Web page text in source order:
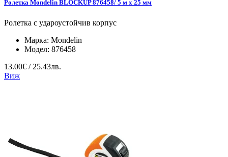
Ролетка Mondelin BLOCKUP 876458/ 5 м х 25 мм
Ролетка с удароустойчив корпус
Марка: Mondelin
Модел: 876458
13.00€ / 25.43лв.
Виж